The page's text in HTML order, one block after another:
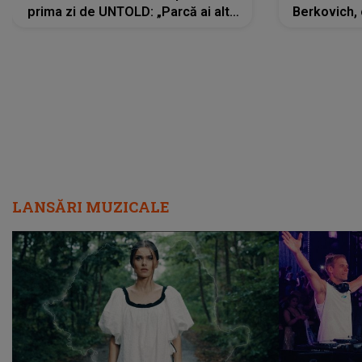
prima zi de UNTOLD: „Parcă ai altă
LANSĂRI MUZICALE